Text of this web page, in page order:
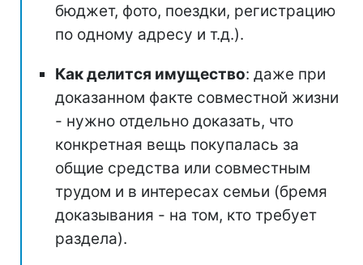
бюджет, фото, поездки, регистрацию
по одному адресу и т.д.).
Как делится имущество: даже при
доказанном факте совместной жизни
- нужно отдельно доказать, что
конкретная вещь покупалась за
общие средства или совместным
трудом и в интересах семьи (бремя
доказывания - на том, кто требует
раздела).